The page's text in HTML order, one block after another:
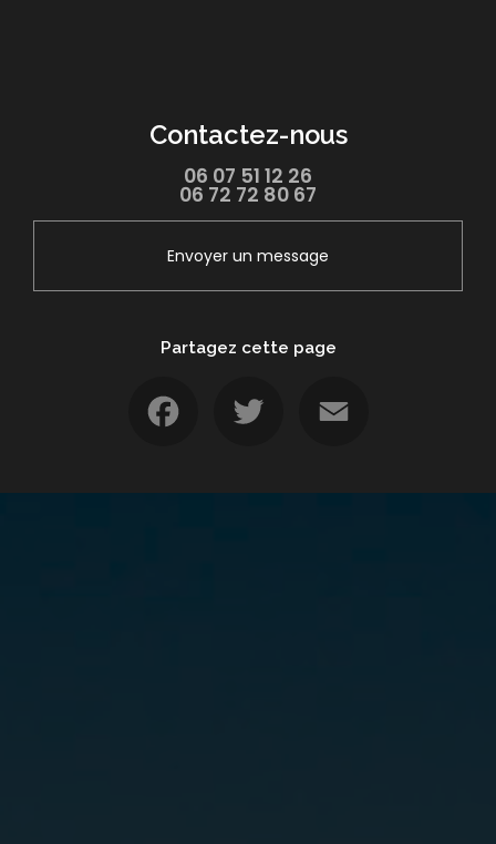
Contactez-nous
06 07 51 12 26
06 72 72 80 67
Envoyer un message
Partagez cette page